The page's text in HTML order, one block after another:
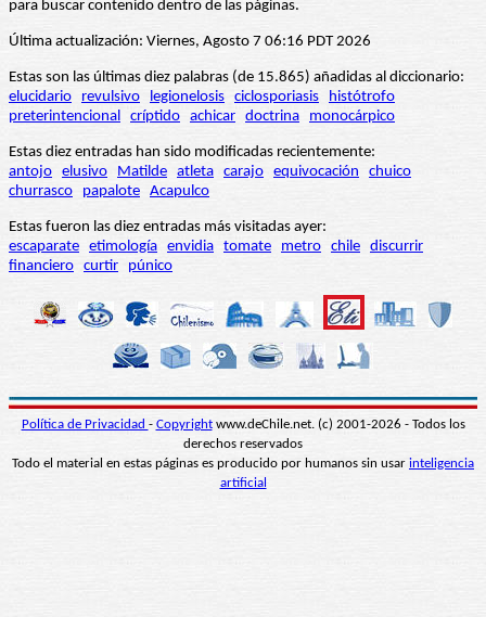
para buscar contenido dentro de las páginas.
Última actualización: Viernes, Agosto 7 06:16 PDT 2026
Estas son las últimas diez palabras (de 15.865) añadidas al diccionario:
elucidario
revulsivo legionelosis ciclosporiasis
histótrofo
preterintencional críptido achicar doctrina monocárpico
Estas diez entradas han sido modificadas recientemente:
antojo elusivo Matilde atleta carajo equivocación
chuico
churrasco
papalote Acapulco
Estas fueron las diez entradas más visitadas ayer:
escaparate etimología envidia tomate metro chile discurrir
financiero curtir púnico
Política de Privacidad - Copyrightwww.deChile.net. (c) 2001-2026 - Todos los
derechos reservados
Todo el material en estas páginas es producido por humanos sin usar inteligencia
artificial